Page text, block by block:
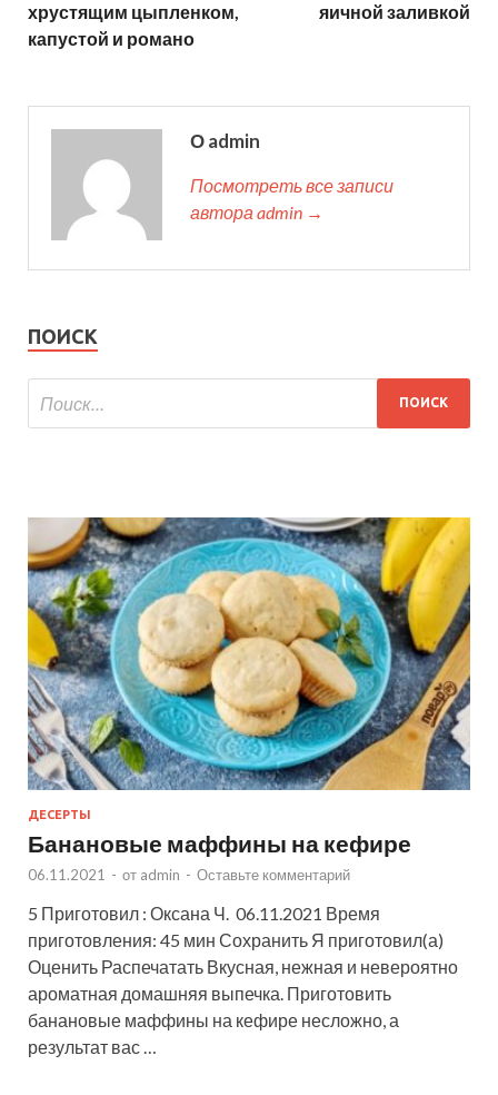
хрустящим цыпленком,
капустой и романо
яичной заливкой
О admin
Посмотреть все записи
автора admin →
ПОИСК
ДЕСЕРТЫ
Банановые маффины на кефире
06.11.2021 - от admin - Оставьте комментарий
5 Приготовил : Оксана Ч. 06.11.2021 Время
приготовления: 45 мин Сохранить Я приготовил(а)
Оценить Распечатать Вкусная, нежная и невероятно
ароматная домашняя выпечка. Приготовить
банановые маффины на кефире несложно, а
результат вас …